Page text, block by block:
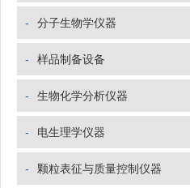
- 分子生物学仪器
- 样品制备设备
- 生物化学分析仪器
- 电生理学仪器
- 颗粒表征与质量控制仪器